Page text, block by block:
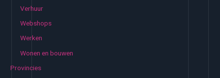
Verhuur
Webshops
Werken
Wonen en bouwen
Provincies